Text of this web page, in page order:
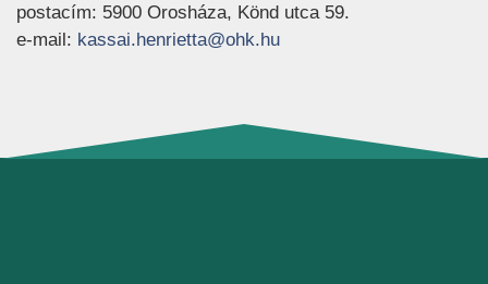
postacím: 5900 Orosháza, Könd utca 59.
e-mail: kassai.henrietta@ohk.hu(új ablakban nyílik meg)